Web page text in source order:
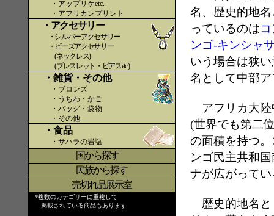
・アップリケetc.
・アフリカンプリント
・アクセサリー
・シルバーアクセサリー
・ビーズアクセサリー
(ネックレス)
(ブレスレット・ピアスetc.)
・雑貨・その他
・ブロンズ
・うちわ・かご
・バッグ・袋物
・その他
・食品
・サハラの岩塩
国から探す〇
民族から探す
売切れ品展示室
*複数のカテゴリーに重複して
掲載されている商品もあります
名、歴史的地
っているのは
ンゴ‐キンシャ
いう場合は狭
名として中部
アフリカ大陸
(世界でも第二
の面積を持つ
ンゴ民主共和
ナが広がってい
歴史的地名と